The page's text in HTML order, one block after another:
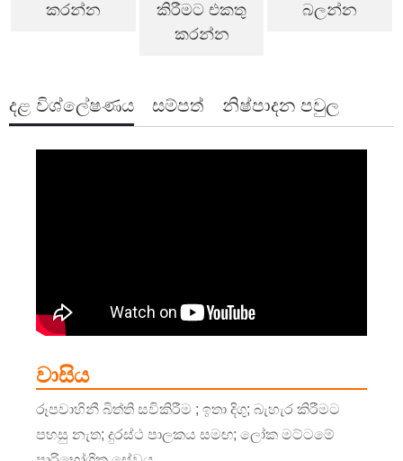
කරන්න
කිරීමට එකතු
කරන්න
බලන්න
දළ විශ්ලේෂණය සම්පත් නිෂ්පාදන පවුල
වාසිය
රූපවාහිනී බිත්ති සවිකිරීම ; ඉතා දිගු; බැහැර කිරීමට
පහසු නැත; දුරස්ථ පාලකය සමඟ; ලෝක මට්ටමේ